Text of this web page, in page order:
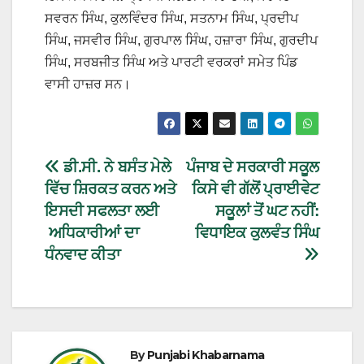
ਸਵਰਨ ਸਿੰਘ, ਕੁਲਵਿੰਦਰ ਸਿੰਘ, ਸਤਨਾਮ ਸਿੰਘ, ਪ੍ਰਦੀਪ
ਸਿੰਘ, ਜਸਵੀਰ ਸਿੰਘ, ਗੁਰਪਾਲ ਸਿੰਘ, ਹਜ਼ਾਰਾ ਸਿੰਘ, ਗੁਰਦੀਪ
ਸਿੰਘ, ਸਰਬਜੀਤ ਸਿੰਘ ਅਤੇ ਪਾਰਟੀ ਵਰਕਰਾਂ ਸਮੇਤ ਪਿੰਡ
ਵਾਸੀ ਹਾਜ਼ਰ ਸਨ।
ਪੰਜਾਬ ਦੇ ਸਰਕਾਰੀ ਸਕੂਲ
ਕਿਸੇ ਵੀ ਗੱਲੋਂ ਪ੍ਰਾਈਵੇਟ
ਸਕੂਲਾਂ ਤੋਂ ਘਟ ਨਹੀਂ:
ਵਿਧਾਇਕ ਕੁਲਵੰਤ ਸਿੰਘ
ਡੀ.ਸੀ. ਨੇ ਬਸੰਤ ਮੇਲੇ
ਵਿੱਚ ਸ਼ਿਰਕਤ ਕਰਨ ਅਤੇ
ਇਸਦੀ ਸਫਲਤਾ ਲਈ
ਅਧਿਕਾਰੀਆਂ ਦਾ
ਧੰਨਵਾਦ ਕੀਤਾ
ByPunjabi Khabarnama